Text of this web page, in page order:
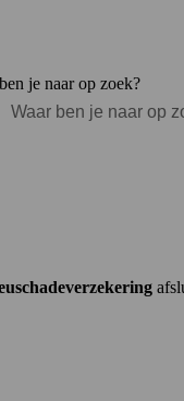
je naar op zoek?